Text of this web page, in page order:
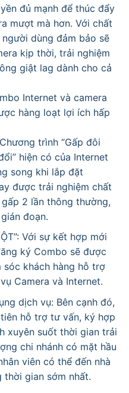
đủ mạnh để thúc đẩy
mượt mà hơn. Với chất
dùng đảm bảo sẽ
kịp thời, trải nghiệm
giật lag dành cho cả
Internet và camera
hàng loạt lợi ích hấp
trình “Gấp đôi
hiện có của Internet
song khi lắp đặt
được trải nghiệm chất
2 lần thông thường,
đoạn.
Với sự kết hợp mới
ký Combo sẽ được
khách hàng hỗ trợ
Camera và Internet.
dịch vụ: Bên cạnh đó,
hỗ trợ tư vấn, ký hợp
xuyên suốt thời gian trải
chi nhánh có mặt hầu
viên có thể đến nhà
gian sớm nhất.